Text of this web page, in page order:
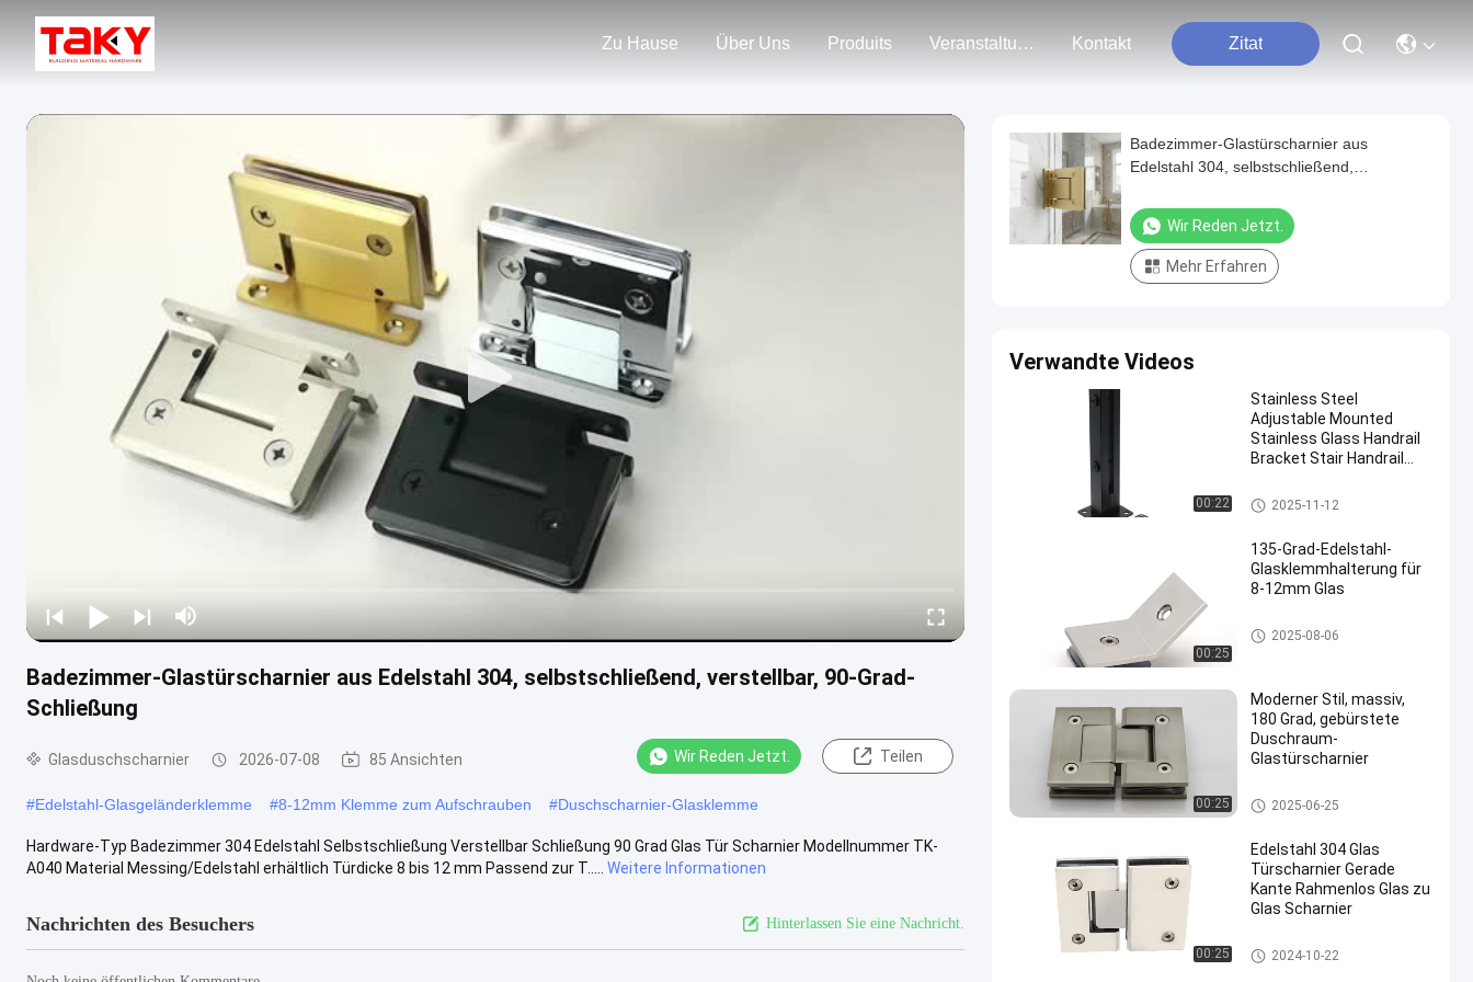
Zu Hause Über Uns Produits Veranstaltungen Kontakt Zitat
Badezimmer-Glastürscharnier aus Edelstahl 304, selbstschließend, verstellbar, 90-Grad-
Schließung
Glasduschscharnier 2026-07-08 85 Ansichten Wir Reden Jetzt. Teilen
#Edelstahl-Glasgeländerklemme #8-12mm Klemme zum Aufschrauben #Duschscharnier-Glasklemme
Hardware-Typ Badezimmer 304 Edelstahl Selbstschließung Verstellbar Schließung 90 Grad Glas Tür Scharnier Modellnummer TK-
A040 Material Messing/Edelstahl erhältlich Türdicke 8 bis 12 mm Passend zur T.....
Weitere Informationen
Nachrichten des Besuchers Hinterlassen Sie eine Nachricht.
Badezimmer-Glastürscharnier aus
Edelstahl 304, selbstschließend,
Wir Reden Jetzt.
Mehr Erfahren
Verwandte Videos
00:22
Stainless Steel
Adjustable Mounted
Stainless Glass Handrail
Bracket Stair Handrail
Clamp
Glasduschscharnier
2025-11-12
00:25
135-Grad-Edelstahl-
Glasklemmhalterung für
8-12mm Glas
Glasduschscharnier
2025-08-06
00:25
Moderner Stil, massiv,
180 Grad, gebürstete
Duschraum-
Glastürscharnier
Glasduschscharnier
2025-06-25
00:25
Edelstahl 304 Glas
Türscharnier Gerade
Kante Rahmenlos Glas zu
Glas Scharnier
Glasduschscharnier
2024-10-22